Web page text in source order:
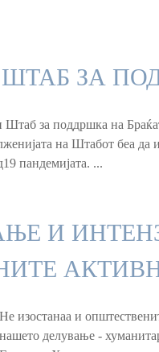
ЗА
за поддршка на
на Штабот беа
пандемијата. ...
И
Не изостанаа и
нашето делување -